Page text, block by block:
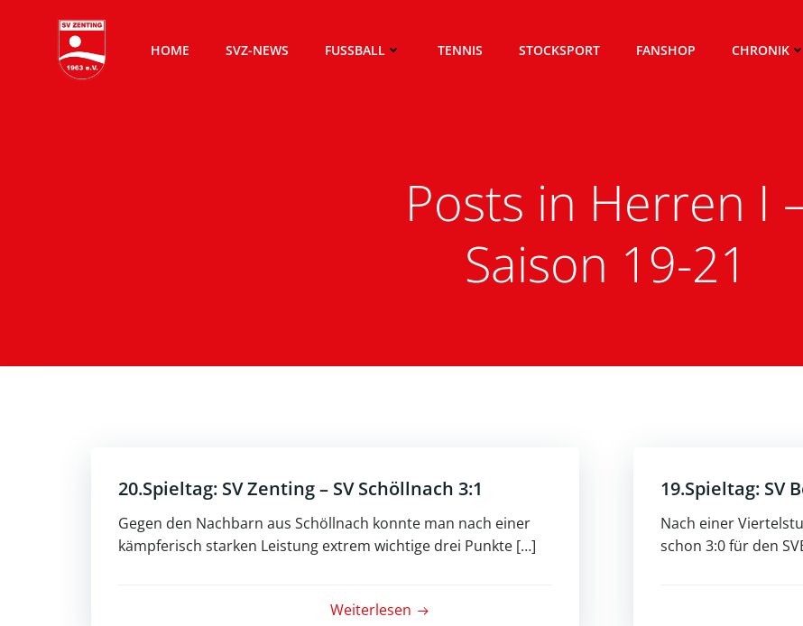
springen
HOME SVZ-NEWS FUSSBALL TENNIS STOCKSPORT FANSHOP CHRONIK
Posts in Herren I
Saison 19-21
20.Spieltag: SV Zenting – SV Schöllnach 3:1
Gegen den Nachbarn aus Schöllnach konnte man nach einer
kämpferisch starken Leistung extrem wichtige drei Punkte […]
Weiterlesen
19.Spieltag: SV
Nach einer
schon 3:0 für den